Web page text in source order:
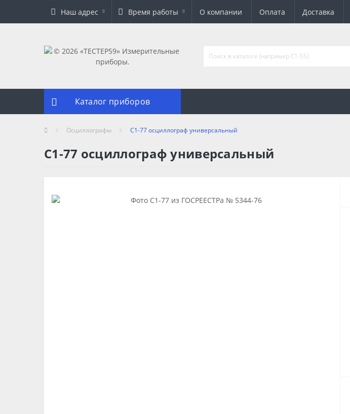
Наш адрес Время работы О компании Оплата Доставка
Каталог приборов
Осциллографы С1-77 осциллограф универсальный
С1-77 осциллограф универсальный